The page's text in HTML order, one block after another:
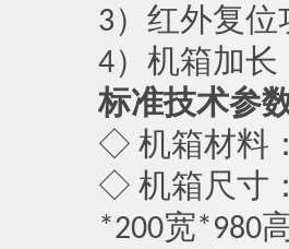
3）红外复位
4）机箱加长
标准技术参
◇ 机箱材料
◇ 机箱尺寸：
*200宽*980